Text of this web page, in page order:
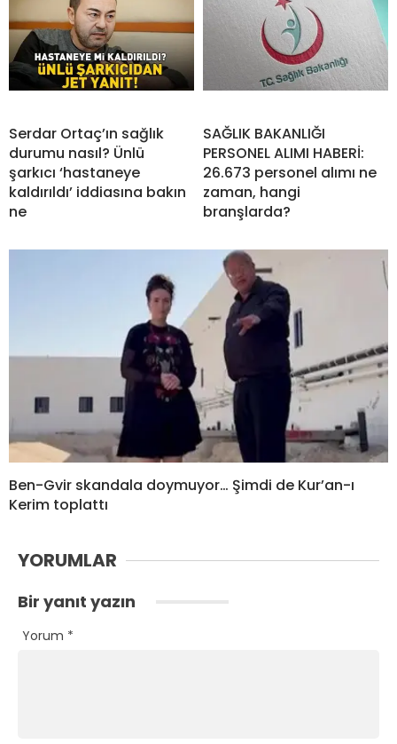
Serdar Ortaç’ın sağlık
durumu nasıl? Ünlü
şarkıcı ‘hastaneye
kaldırıldı’ iddiasına bakın
ne
SAĞLIK BAKANLIĞI
PERSONEL ALIMI HABERİ:
26.673 personel alımı ne
zaman, hangi
branşlarda?
Ben-Gvir skandala doymuyor… Şimdi de Kur’an-ı
Kerim toplattı
YORUMLAR
Bir yanıt yazın
Yorum *